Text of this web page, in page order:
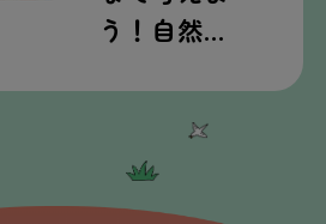
う！ 自然…